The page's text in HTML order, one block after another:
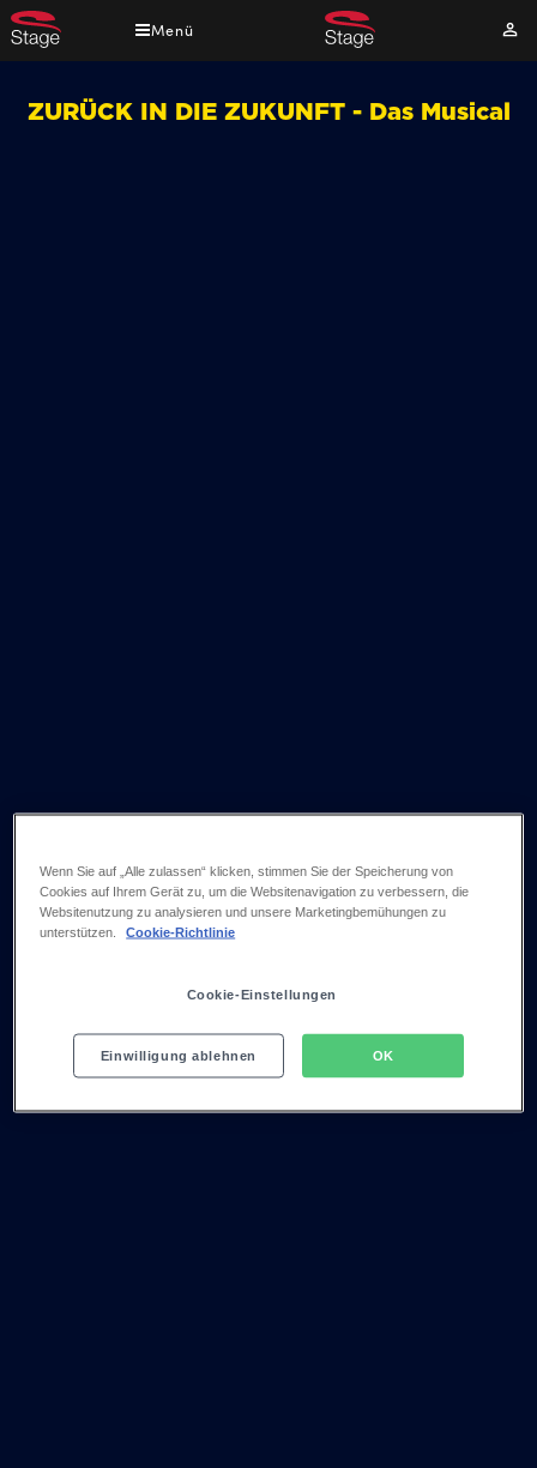
Direkt
zum
Menü
ZURÜCK IN DIE ZUKUNFT - Das Musical
Wenn Sie auf „Alle zulassen“ klicken, stimmen Sie der Speicherung von
Cookies auf Ihrem Gerät zu, um die Websitenavigation zu verbessern, die
Websitenutzung zu analysieren und unsere Marketingbemühungen zu
unterstützen.
Cookie-Richtlinie
Cookie-Einstellungen
Einwilligung ablehnen OK